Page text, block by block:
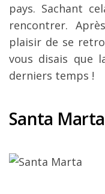
pays. Sachant
rencontrer.
plaisir de se
vous disais que
derniers temps !
Santa